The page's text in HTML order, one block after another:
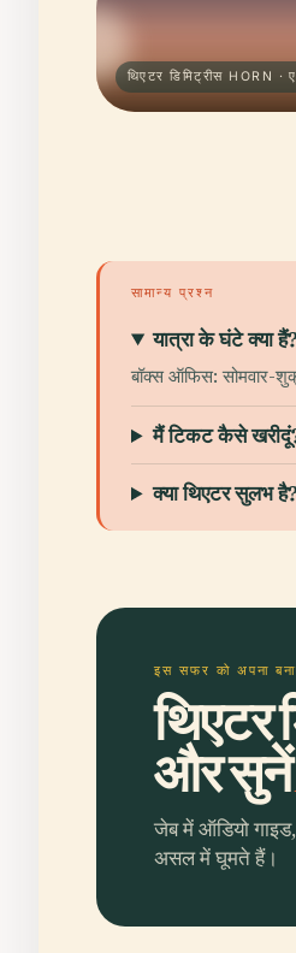
थिएटर डिमिट्रीस ΗORN ·
सामान्य प्रश्न
यात्रा के घंटे क्या
बॉक्स ऑफिस: सोमवार-
मैं टिकट कैसे
क्या थिएटर सुलभ
इस सफर को अपना
थिएटर
और
जेब में ऑडियो
असल में घूमते हैं।